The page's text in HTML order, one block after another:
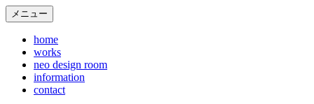
メニュー
home
works
neo design room
information
contact